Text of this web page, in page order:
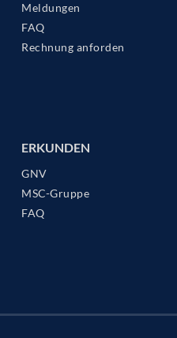
Meldungen
FAQ
Rechnung anforden
ERKUNDEN
GNV
MSC-Gruppe
FAQ